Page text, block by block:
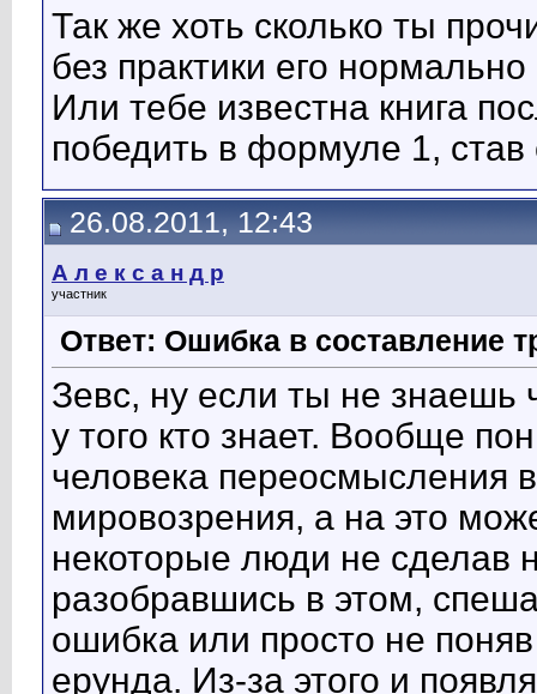
Так же хоть сколько ты
без практики его
Или тебе известна книга
победить в формуле 1,
26.08.2011, 12:43
А л е к с а н д р
участник
Ответ: Ошибка в составление
Зевс, ну если ты не знаешь
у того кто знает. Вообще
человека переосмысления
мировозрения, а на это
некоторые люди не сделав
разобравшись в этом,
ошибка или просто не поняв
ерунда. Из-за этого и